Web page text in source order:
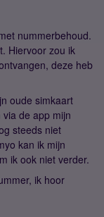
nummerbehoud.
Hiervoor zou ik
deze heb
oude simkaart
de app mijn
steeds niet
kan ik mijn
ik ook niet verder.
ik hoor